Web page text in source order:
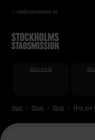
Hoppa
till
< stadsmissionen.se
REA DAM
Start Shop Hem Hög gul